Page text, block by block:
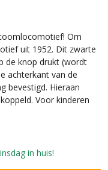
Om
uit 1952. Dit zwarte
de knop drukt (wordt
achterkant van de
bevestigd. Hieraan
Voor kinderen
in huis!